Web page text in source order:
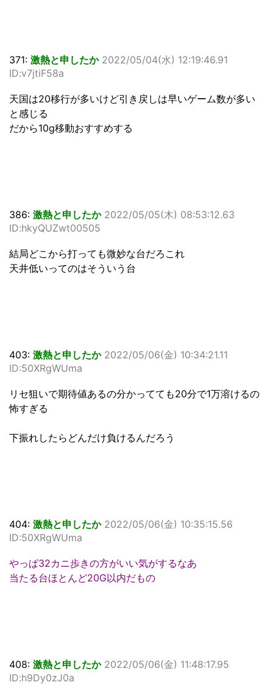
371: 激熱と申したか 2022/05/04(水) 12:19:46.91
ID:v7jtiF58a
天国は20移行が多いけど引き戻しは早いゲーム数が多い
と感じる
だから10g移動おすすめする
386: 激熱と申したか 2022/05/05(木) 08:53:12.63
ID:hkyQUZwt00505
結局どこから打っても微妙な台だろこれ
天井低いってのはそういう台
403: 激熱と申したか 2022/05/06(金) 10:34:21.11
ID:50XRgWUma
リセ狙いで期待値あるの分かってても20分で1万溶けるの
怖すぎる
下振れしたらどんだけ負けるんだろう
404: 激熱と申したか 2022/05/06(金) 10:35:15.56
ID:50XRgWUma
やっぱ32カニ歩きの方がいい気がするなあ
当たる台ほとんど20G以内だもの
408: 激熱と申したか 2022/05/06(金) 11:48:17.95
ID:h9Dy0zJ0a